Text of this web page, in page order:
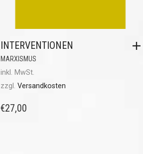
INTERVENTIONEN
MARXISMUS
inkl. MwSt.
zzgl. Versandkosten
€27,00